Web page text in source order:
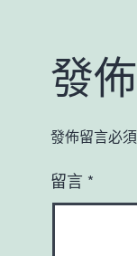
發
發佈留言必
留言 *